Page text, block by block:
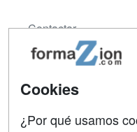
Contactar
Confidencialidad
Aviso legal
Cookies
¿Por qué usamos